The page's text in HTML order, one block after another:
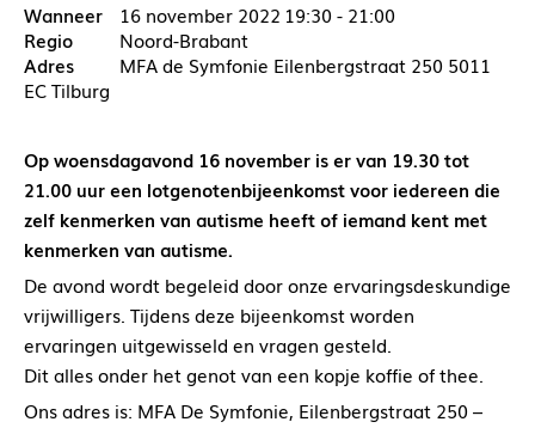
16 november 2022 19:30 - 21:00
Noord-Brabant
MFA de Symfonie Eilenbergstraat 250 5011
EC Tilburg
Op woensdagavond 16 november is er van 19.30 tot
21.00 uur een lotgenotenbijeenkomst voor iedereen die
zelf kenmerken van autisme heeft of iemand kent met
kenmerken van autisme.
De avond wordt begeleid door onze ervaringsdeskundige
vrijwilligers. Tijdens deze bijeenkomst worden
ervaringen uitgewisseld en vragen gesteld.
Dit alles onder het genot van een kopje koffie of thee.
Ons adres is: MFA De Symfonie, Eilenbergstraat 250 –